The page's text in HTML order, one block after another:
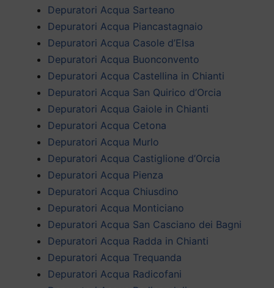
Depuratori Acqua Sarteano
Depuratori Acqua Piancastagnaio
Depuratori Acqua Casole d’Elsa
Depuratori Acqua Buonconvento
Depuratori Acqua Castellina in Chianti
Depuratori Acqua San Quirico d’Orcia
Depuratori Acqua Gaiole in Chianti
Depuratori Acqua Cetona
Depuratori Acqua Murlo
Depuratori Acqua Castiglione d’Orcia
Depuratori Acqua Pienza
Depuratori Acqua Chiusdino
Depuratori Acqua Monticiano
Depuratori Acqua San Casciano dei Bagni
Depuratori Acqua Radda in Chianti
Depuratori Acqua Trequanda
Depuratori Acqua Radicofani